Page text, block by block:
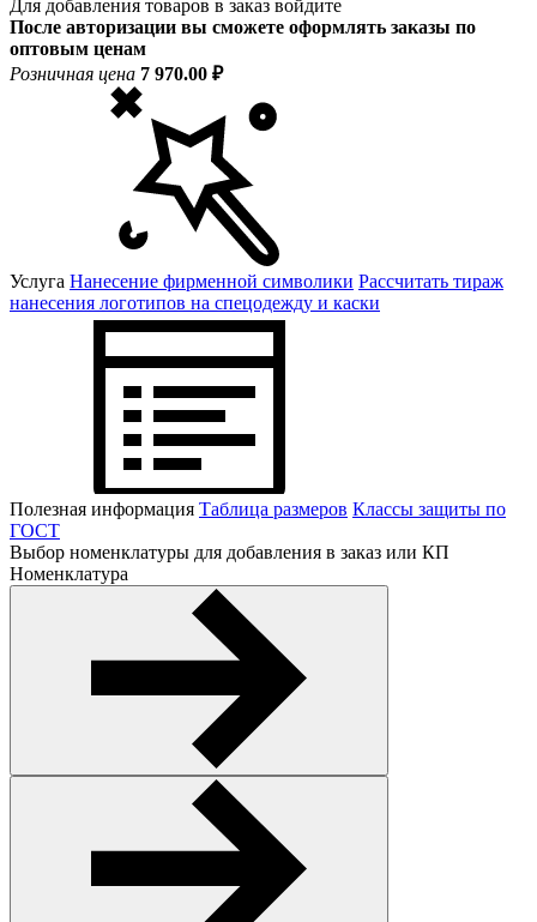
Для добавления товаров в заказ войдите
После авторизации вы сможете оформлять заказы по
оптовым ценам
Розничная цена 7 970.00 ₽
Услуга Нанесение фирменной символики Рассчитать тираж
нанесения логотипов на спецодежду и каски
Полезная информация Таблица размеров Классы защиты по
ГОСТ
Выбор номенклатуры для добавления в заказ или КП
Номенклатура